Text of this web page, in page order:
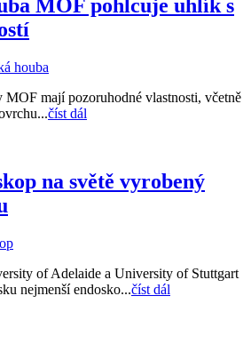
MOF pohlcuje uhlík s
houba
mají pozoruhodné vlastnosti, včetně
číst dál
na světě vyrobený
of Adelaide a University of Stuttgart
nejmenší endosko...číst dál